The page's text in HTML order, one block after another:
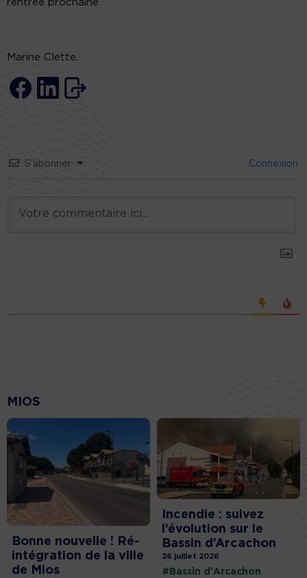
rentrée prochaine.
Marine Clette.
S’abonner Connexion
MIOS
Bonne nouvelle ! Ré-
intégration de la ville
de Mios
Incendie : suivez
l’évolution sur le
Bassin d’Arcachon
26 juillet 2026
#Bassin d'Arcachon